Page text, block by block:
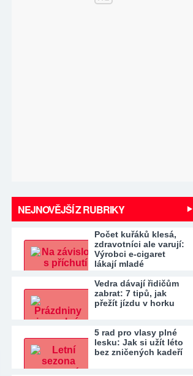
NEJNOVĚJŠÍ Z RUBRIKY
Počet kuřáků klesá,
zdravotníci ale varují:
Výrobci e-cigaret
lákají mladé
Vedra dávají řidičům
zabrat: 7 tipů, jak
přežít jízdu v horku
5 rad pro vlasy plné
lesku: Jak si užít léto
bez zničených kadeří